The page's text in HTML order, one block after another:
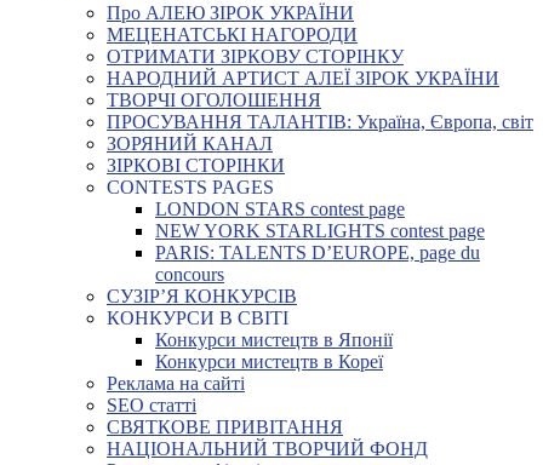
Про АЛЕЮ ЗІРОК УКРАЇНИ
МЕЦЕНАТСЬКІ НАГОРОДИ
ОТРИМАТИ ЗІРКОВУ СТОРІНКУ
НАРОДНИЙ АРТИСТ АЛЕЇ ЗІРОК УКРАЇНИ
ТВОРЧІ ОГОЛОШЕННЯ
ПРОСУВАННЯ ТАЛАНТІВ: Україна, Європа, світ
ЗОРЯНИЙ КАНАЛ
ЗІРКОВІ СТОРІНКИ
CONTESTS PAGES
LONDON STARS contest page
NEW YORK STARLIGHTS contest page
PARIS: TALENTS D’EUROPE, page du
concours
СУЗІР’Я КОНКУРСІВ
КОНКУРСИ В СВІТІ
Конкурси мистецтв в Японії
Конкурси мистецтв в Кореї
Реклама на сайті
SEO статті
СВЯТКОВЕ ПРИВІТАННЯ
НАЦІОНАЛЬНИЙ ТВОРЧИЙ ФОНД